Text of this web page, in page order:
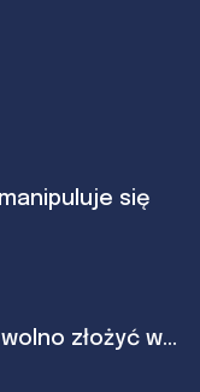
się
złożyć w...